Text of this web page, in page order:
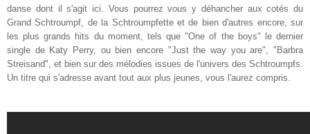
danse dont il s'agit ici. Vous pourrez vous y déhancher aux cotés du
Grand Schtroumpf, de la Schtroumpfette et de bien d'autres encore, sur
les plus grands hits du moment, tels que "One of the boys" le dernier
single de Katy Perry, ou bien encore "Just the way you are", "Barbra
Streisand", et bien sur des mélodies issues de l'univers des Schtroumpfs.
Un titre qui s'adresse avant tout aux plus jeunes, vous l'aurez compris.